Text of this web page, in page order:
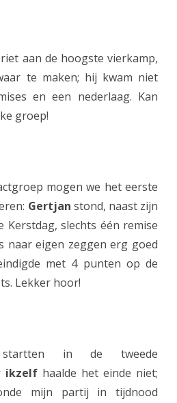
aan de hoogste vierkamp,
te maken; hij kwam niet
en een nederlaag. Kan
groep!
mogen we het eerste
Gertjan stond, naast zijn
Kerstdag, slechts één remise
naar eigen zeggen erg goed
met 4 punten op de
Lekker hoor!
startten in de tweede
ikzelf haalde het einde niet;
mijn partij in tijdnood